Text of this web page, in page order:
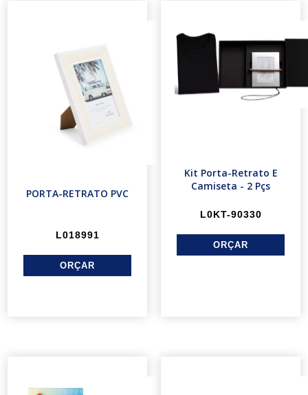
PORTA-RETRATO PVC
L018991
Kit Porta-Retrato E
Camiseta - 2 Pçs
L0KT-90330